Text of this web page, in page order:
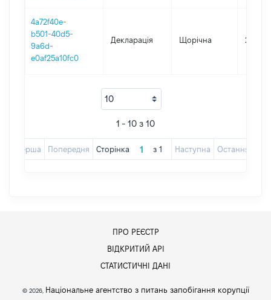
4a72f40e-
b501-40d5-
9a6d-
e0af25a10fc0
Декларація Щорічна 2015
1 - 10 з 10
Перша Попередня Сторінка з 1 Наступна Остання
ПРО РЕЄСТР
ВІДКРИТИЙ АРІ
СТАТИСТИЧНІ ДАНІ
© 2026, Національне агентство з питань запобігання корупції